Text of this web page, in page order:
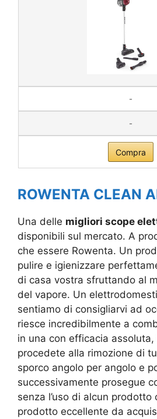
-
-
Compra
ROWENTA CLEAN
Una delle migliori scope
disponibili sul mercato. A
che essere Rowenta. Un
pulire e igienizzare
di casa vostra sfruttando al
del vapore. Un
sentiamo di consigliarvi ad
riesce incredibilmente a
in una con efficacia
procedete alla rimozione di
sporco angolo per angolo e
successivamente prosegue
senza l’uso di alcun prodotto
prodotto eccellente da